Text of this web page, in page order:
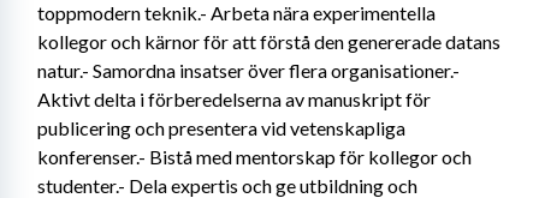
toppmodern teknik.- Arbeta nära experimentella
kollegor och kärnor för att förstå den genererade datans
natur.- Samordna insatser över flera organisationer.-
Aktivt delta i förberedelserna av manuskript för
publicering och presentera vid vetenskapliga
konferenser.- Bistå med mentorskap för kollegor och
studenter.- Dela expertis och ge utbildning och